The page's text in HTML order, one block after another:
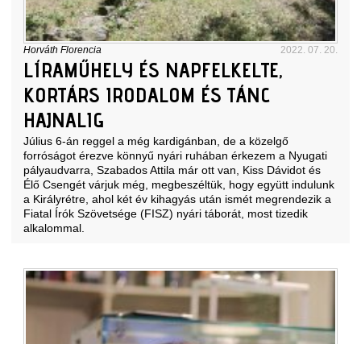
Horváth Florencia 2022. 07. 20.
LÍRAMŰHELY ÉS NAPFELKELTE,
KORTÁRS IRODALOM ÉS TÁNC
HAJNALIG
Július 6-án reggel a még kardigánban, de a közelgő
forróságot érezve könnyű nyári ruhában érkezem a Nyugati
pályaudvarra, Szabados Attila már ott van, Kiss Dávidot és
Élő Csengét várjuk még, megbeszéltük, hogy együtt indulunk
a Királyrétre, ahol két év kihagyás után ismét megrendezik a
Fiatal Írók Szövetsége (FISZ) nyári táborát, most tizedik
alkalommal.